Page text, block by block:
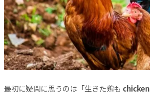
最初に疑問に思うのは「生きた鶏も chicken